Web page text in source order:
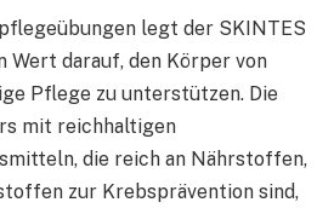
legt der SKINTES
Wert darauf, den Körper von
Pflege zu unterstützen. Die
mit reichhaltigen
die reich an Nährstoffen,
zur Krebsprävention sind,